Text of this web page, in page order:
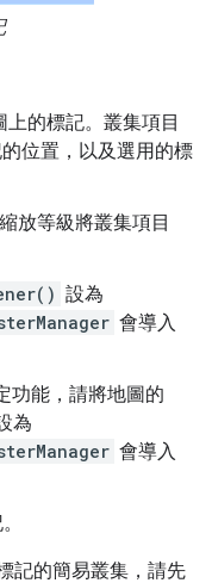
上的標記。叢集項目
位置，以及選用的標
放等級將叢集項目
設為
會導入
功能，請將地圖的
為
會導入
記的簡易叢集，請先